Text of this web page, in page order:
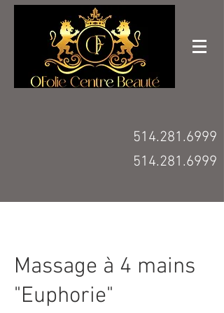
514.281.6999
514.281.6999
Massage à 4 mains
"Euphorie"